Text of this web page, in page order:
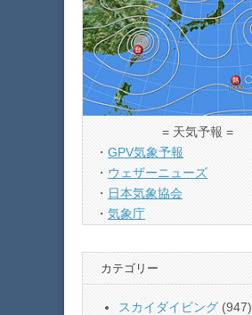
= 天気予報 =
・ GPV気象予報
・ ウェザーニューズ
・ 日本気象協会
・ 気象庁
カテゴリー
スカイダイビング (947)